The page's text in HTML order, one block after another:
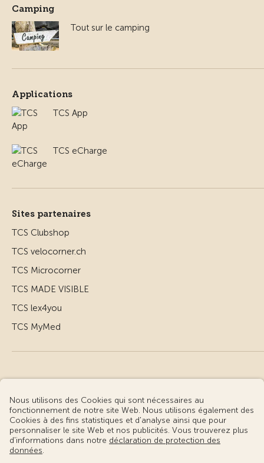
Camping
Tout sur le camping
Applications
TCS App
TCS eCharge
Sites partenaires
TCS Clubshop
TCS velocorner.ch
TCS Microcorner
TCS MADE VISIBLE
TCS lex4you
TCS MyMed